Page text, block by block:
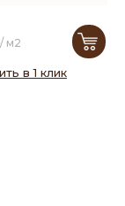
м2
в 1 клик